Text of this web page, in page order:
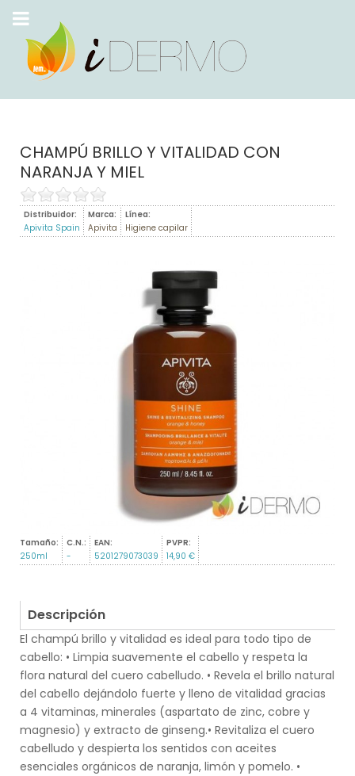
CHAMPÚ BRILLO Y VITALIDAD CON
NARANJA Y MIEL
Distribuidor:
Apivita Spain
Marca:
Apivita
Línea:
Higiene capilar
Tamaño:
250ml
C.N.:
-
EAN:
5201279073039
PVPR:
14,90 €
Descripción
El champú brillo y vitalidad es ideal para todo tipo de
cabello: • Limpia suavemente el cabello y respeta la
flora natural del cuero cabelludo. • Revela el brillo natural
del cabello dejándolo fuerte y lleno de vitalidad gracias
a 4 vitaminas, minerales (aspartato de zinc, cobre y
magnesio) y extracto de ginseng.• Revitaliza el cuero
cabelludo y despierta los sentidos con aceites
esenciales orgánicos de naranja, limón y pomelo. •